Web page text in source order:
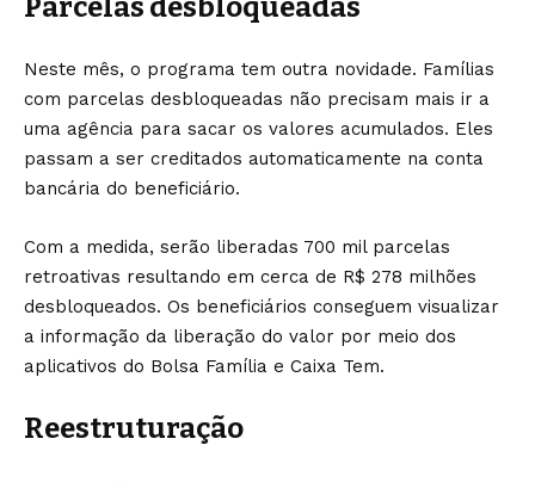
Parcelas desbloqueadas
Neste mês, o programa tem outra novidade. Famílias
com parcelas desbloqueadas não precisam mais ir a
uma agência para sacar os valores acumulados. Eles
passam a ser creditados automaticamente na conta
bancária do beneficiário.
Com a medida, serão liberadas 700 mil parcelas
retroativas resultando em cerca de R$ 278 milhões
desbloqueados. Os beneficiários conseguem visualizar
a informação da liberação do valor por meio dos
aplicativos do Bolsa Família e Caixa Tem.
Reestruturação